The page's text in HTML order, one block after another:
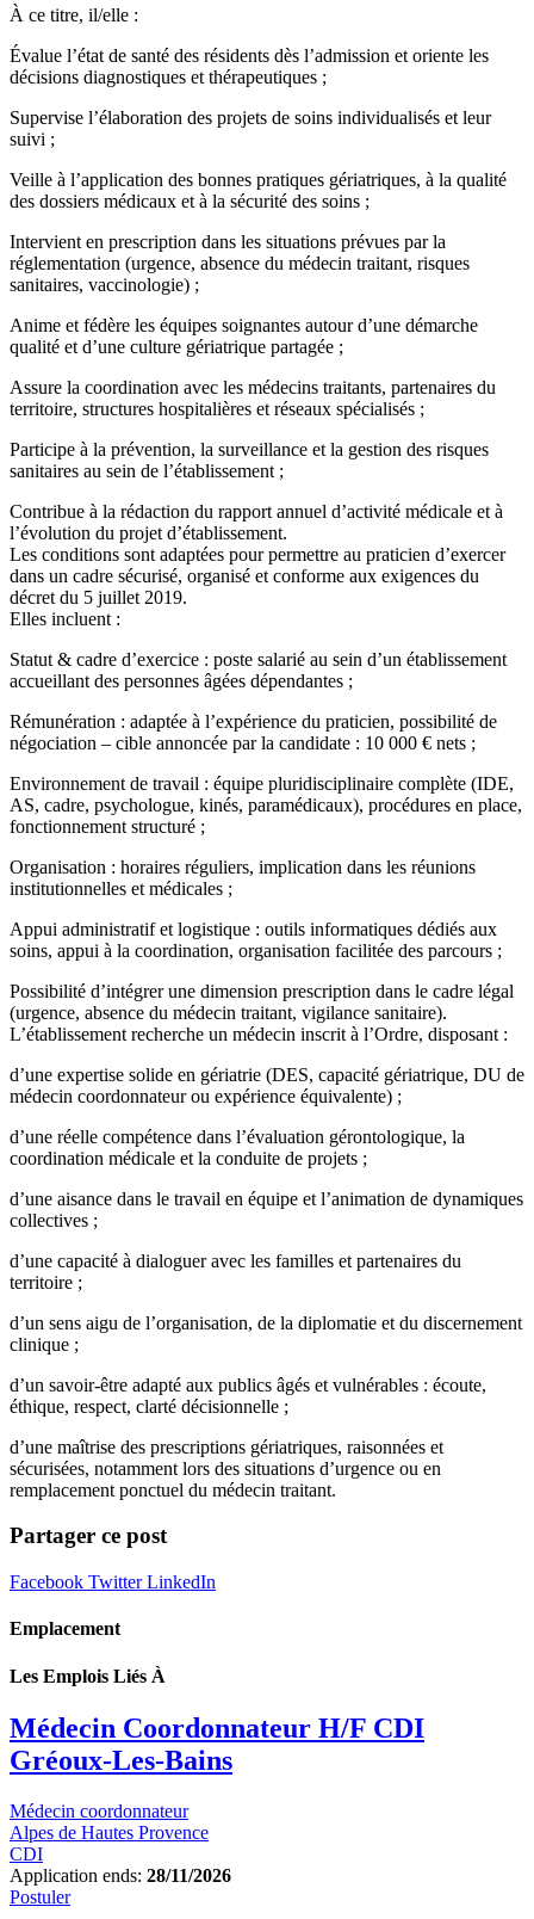
À ce titre, il/elle :
Évalue l’état de santé des résidents dès l’admission et oriente les
décisions diagnostiques et thérapeutiques ;
Supervise l’élaboration des projets de soins individualisés et leur
suivi ;
Veille à l’application des bonnes pratiques gériatriques, à la qualité
des dossiers médicaux et à la sécurité des soins ;
Intervient en prescription dans les situations prévues par la
réglementation (urgence, absence du médecin traitant, risques
sanitaires, vaccinologie) ;
Anime et fédère les équipes soignantes autour d’une démarche
qualité et d’une culture gériatrique partagée ;
Assure la coordination avec les médecins traitants, partenaires du
territoire, structures hospitalières et réseaux spécialisés ;
Participe à la prévention, la surveillance et la gestion des risques
sanitaires au sein de l’établissement ;
Contribue à la rédaction du rapport annuel d’activité médicale et à
l’évolution du projet d’établissement.
Les conditions sont adaptées pour permettre au praticien d’exercer
dans un cadre sécurisé, organisé et conforme aux exigences du
décret du 5 juillet 2019.
Elles incluent :
Statut & cadre d’exercice : poste salarié au sein d’un établissement
accueillant des personnes âgées dépendantes ;
Rémunération : adaptée à l’expérience du praticien, possibilité de
négociation – cible annoncée par la candidate : 10 000 € nets ;
Environnement de travail : équipe pluridisciplinaire complète (IDE,
AS, cadre, psychologue, kinés, paramédicaux), procédures en place,
fonctionnement structuré ;
Organisation : horaires réguliers, implication dans les réunions
institutionnelles et médicales ;
Appui administratif et logistique : outils informatiques dédiés aux
soins, appui à la coordination, organisation facilitée des parcours ;
Possibilité d’intégrer une dimension prescription dans le cadre légal
(urgence, absence du médecin traitant, vigilance sanitaire).
L’établissement recherche un médecin inscrit à l’Ordre, disposant :
d’une expertise solide en gériatrie (DES, capacité gériatrique, DU de
médecin coordonnateur ou expérience équivalente) ;
d’une réelle compétence dans l’évaluation gérontologique, la
coordination médicale et la conduite de projets ;
d’une aisance dans le travail en équipe et l’animation de dynamiques
collectives ;
d’une capacité à dialoguer avec les familles et partenaires du
territoire ;
d’un sens aigu de l’organisation, de la diplomatie et du discernement
clinique ;
d’un savoir-être adapté aux publics âgés et vulnérables : écoute,
éthique, respect, clarté décisionnelle ;
d’une maîtrise des prescriptions gériatriques, raisonnées et
sécurisées, notamment lors des situations d’urgence ou en
remplacement ponctuel du médecin traitant.
Partager ce post
Facebook TwitterLinkedIn
Emplacement
Les Emplois Liés À
Médecin Coordonnateur H/F CDI
Gréoux-Les-Bains
Médecin coordonnateur
Alpes de Hautes Provence
CDI
Application ends: 28/11/2026
Postuler